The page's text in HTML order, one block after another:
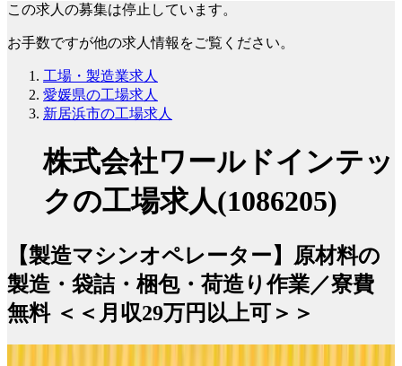
この求人の募集は停止しています。
お手数ですが他の求人情報をご覧ください。
工場・製造業求人
愛媛県の工場求人
新居浜市の工場求人
株式会社ワールドインテッ
クの工場求人(1086205)
【製造マシンオペレーター】原材料の
製造・袋詰・梱包・荷造り作業／寮費
無料 ＜＜月収29万円以上可＞＞